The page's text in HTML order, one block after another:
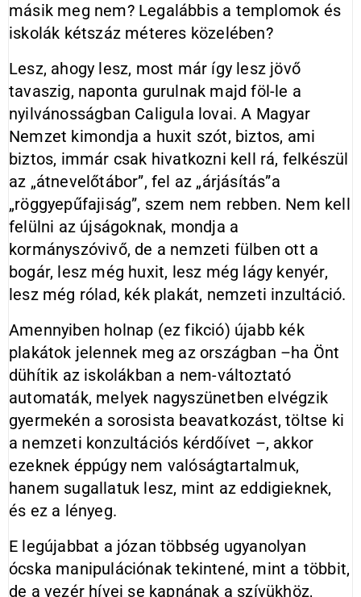
másik meg nem? Legalábbis a templomok és
iskolák kétszáz méteres közelében?
Lesz, ahogy lesz, most már így lesz jövő
tavaszig, naponta gurulnak majd föl-le a
nyilvánosságban Caligula lovai. A Magyar
Nemzet kimondja a huxit szót, biztos, ami
biztos, immár csak hivatkozni kell rá, felkészül
az „átnevelőtábor”, fel az „árjásítás”a
„röggyepűfajiság”, szem nem rebben. Nem kell
felülni az újságoknak, mondja a
kormányszóvivő, de a nemzeti fülben ott a
bogár, lesz még huxit, lesz még lágy kenyér,
lesz még rólad, kék plakát, nemzeti inzultáció.
Amennyiben holnap (ez fikció) újabb kék
plakátok jelennek meg az országban –ha Önt
dühítik az iskolákban a nem-változtató
automaták, melyek nagyszünetben elvégzik
gyermekén a sorosista beavatkozást, töltse ki
a nemzeti konzultációs kérdőívet –, akkor
ezeknek éppúgy nem valóságtartalmuk,
hanem sugallatuk lesz, mint az eddigieknek,
és ez a lényeg.
E legújabbat a józan többség ugyanolyan
ócska manipulációnak tekintené, mint a többit,
de a vezér hívei se kapnának a szívükhöz,